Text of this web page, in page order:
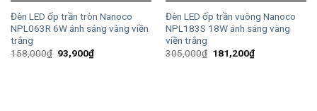
Đèn LED ốp trần tròn Nanoco
NPL063R 6W ánh sáng vàng viền
trắng
158,000₫ Giá
gốc
93,900₫Giá
hiện
Đèn LED ốp trần vuông Nanoco
NPL183S 18W ánh sáng vàng
viền trắng
305,000₫ Giá
181,200₫Giá
hiện